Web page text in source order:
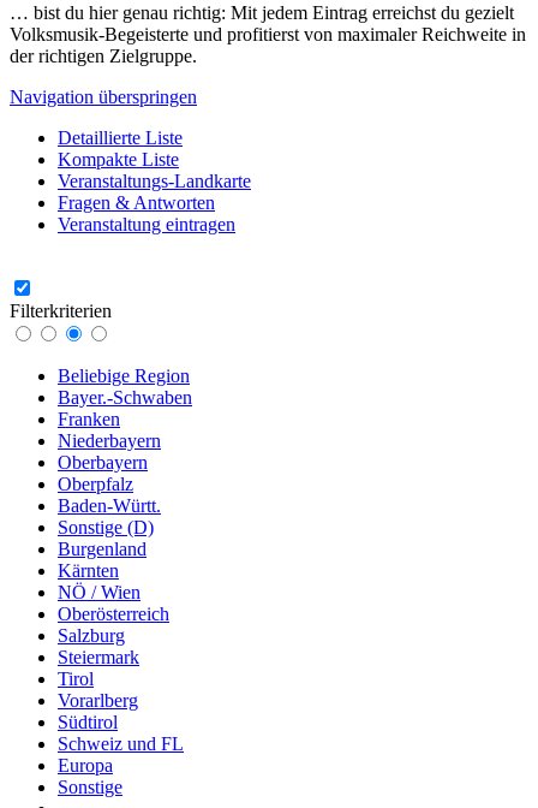
… bist du hier genau richtig: Mit jedem Eintrag erreichst du gezielt
Volksmusik-Begeisterte und profitierst von maximaler Reichweite in
der richtigen Zielgruppe.
Navigation überspringen
Detaillierte Liste
Kompakte Liste
Veranstaltungs-Landkarte
Fragen & Antworten
Veranstaltung eintragen
Filterkriterien
Beliebige Region
Bayer.-Schwaben
Franken
Niederbayern
Oberbayern
Oberpfalz
Baden-Württ.
Sonstige (D)
Burgenland
Kärnten
NÖ / Wien
Oberösterreich
Salzburg
Steiermark
Tirol
Vorarlberg
Südtirol
Schweiz und FL
Europa
Sonstige